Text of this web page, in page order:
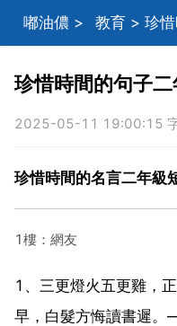
嘟油儂 > 教育 > 珍
珍惜時間的句子二
2025-05-11 19:00:15
珍惜時間的名言二年級
1樓：網友
1、三更燈火五更雞，
早，白髮方悔讀書遲。